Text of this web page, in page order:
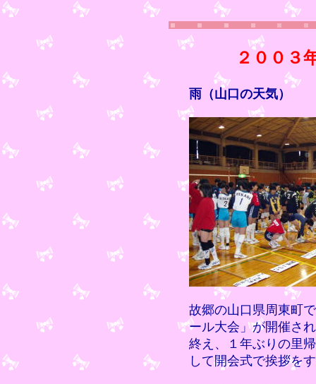
２００３
雨（山口の天気）
故郷の山口県周東町
ール大会」が開催さ
終え、１年ぶりの里
して開会式で挨拶を